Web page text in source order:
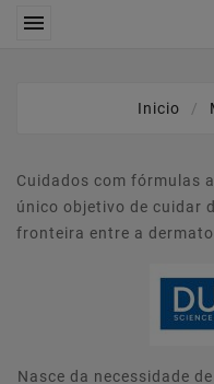

Inicio
Cuidados com fórmulas
único objetivo de cuidar
fronteira entre a
Nasce da necessidade